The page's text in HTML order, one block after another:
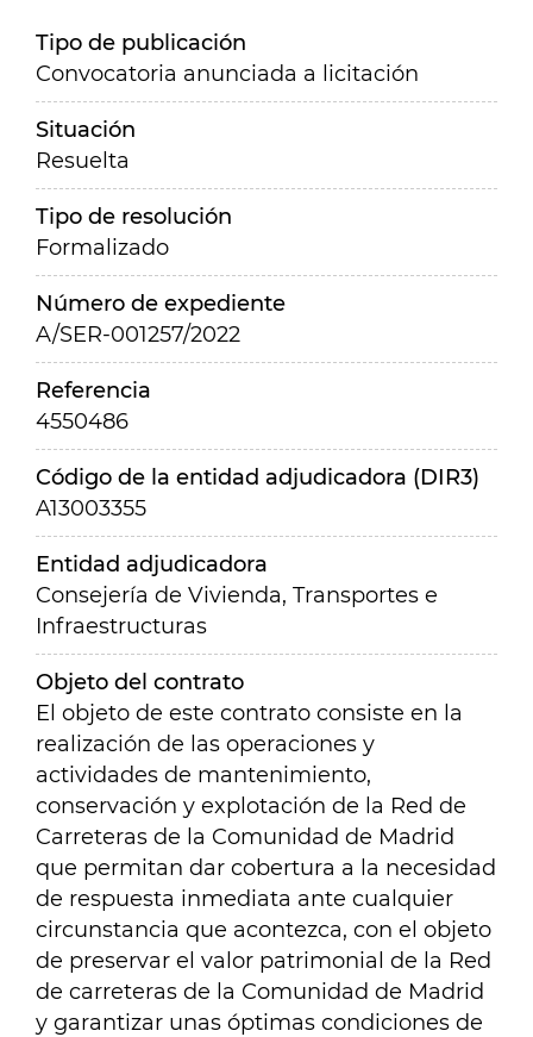
Tipo de publicación
Convocatoria anunciada a licitación
Situación
Resuelta
Tipo de resolución
Formalizado
Número de expediente
A/SER-001257/2022
Referencia
4550486
Código de la entidad adjudicadora (DIR3)
A13003355
Entidad adjudicadora
Consejería de Vivienda, Transportes e
Infraestructuras
Objeto del contrato
El objeto de este contrato consiste en la
realización de las operaciones y
actividades de mantenimiento,
conservación y explotación de la Red de
Carreteras de la Comunidad de Madrid
que permitan dar cobertura a la necesidad
de respuesta inmediata ante cualquier
circunstancia que acontezca, con el objeto
de preservar el valor patrimonial de la Red
de carreteras de la Comunidad de Madrid
y garantizar unas óptimas condiciones de